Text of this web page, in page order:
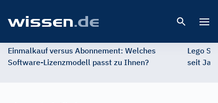
Einmalkauf versus Abonnement: Welches
Software-Lizenzmodell passt zu Ihnen?
Lego
seit